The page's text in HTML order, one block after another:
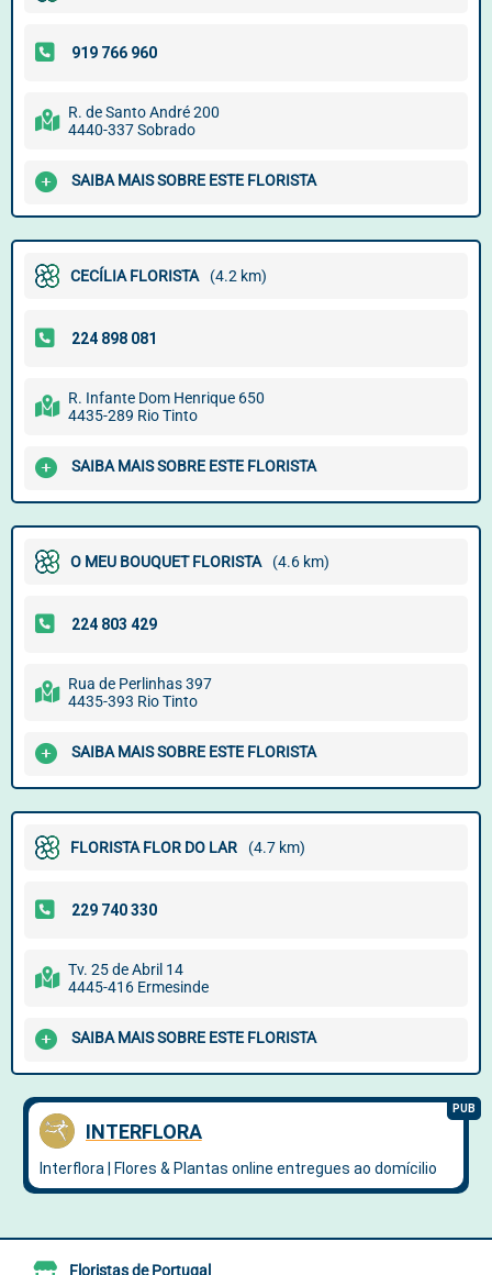
R. de Santo André 200
4440-337 Sobrado
SAIBA MAIS SOBRE ESTE FLORISTA
CECÍLIA FLORISTA (4.2 km)
R. Infante Dom Henrique 650
4435-289 Rio Tinto
SAIBA MAIS SOBRE ESTE FLORISTA
O MEU BOUQUET FLORISTA (4.6 km)
Rua de Perlinhas 397
4435-393 Rio Tinto
SAIBA MAIS SOBRE ESTE FLORISTA
FLORISTA FLOR DO LAR (4.7 km)
Tv. 25 de Abril 14
4445-416 Ermesinde
SAIBA MAIS SOBRE ESTE FLORISTA
Floristas de Portugal